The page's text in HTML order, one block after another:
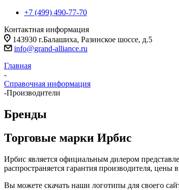
+7 (499) 490-77-70
Контактная информация
143930 г.Балашиха, Разинское шоссе, д.5
info@grand-alliance.ru
Главная
-
Справочная информация
-Производители
Бренды
Торговые марки Ирбис
Ирбис является официальным дилером
распространяется гарантия производителя,
Вы можете скачать наши логотипы для своего